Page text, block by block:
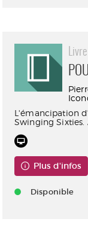
L'émancipation
Swinging Sixties.
Plus d'infos
Disponible